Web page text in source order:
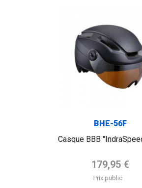
BHE-56F
Casque BBB
Prix de
179,95 €
Prix public